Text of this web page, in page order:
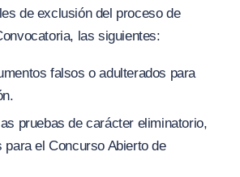
de exclusión del proceso de
las siguientes:
falsos o adulterados para
pruebas de carácter eliminatorio,
para el Concurso Abierto de